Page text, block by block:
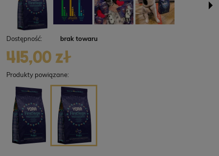
Dostępność: brak towaru
415,00 zł
Produkty powiązane: